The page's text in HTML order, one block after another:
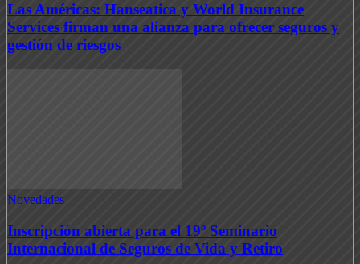
Las Américas: Hanseatica y World Insurance
Services firman una alianza para ofrecer seguros y
gestión de riesgos
Novedades
Inscripción abierta para el 19º Seminario
Internacional de Seguros de Vida y Retiro